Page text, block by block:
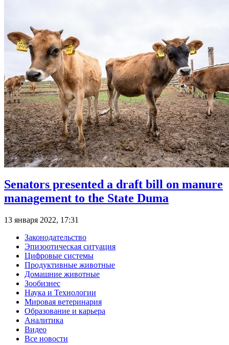
Senators presented a draft bill on manure
management to the State Duma
13 января 2022, 17:31
Законодательство
Эпизоотическая ситуация
Цифровые системы
Продуктивные животные
Домашние животные
Зообизнес
Наука и Технологии
Мировая ветеринария
Образование и карьера
Аналитика
Видео
Все новости